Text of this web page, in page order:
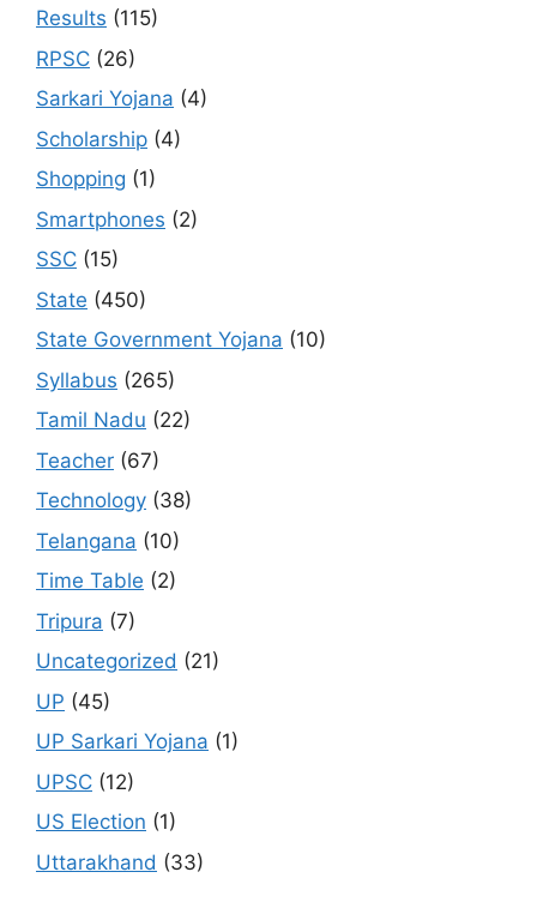
Results (115)
RPSC (26)
Sarkari Yojana (4)
Scholarship (4)
Shopping (1)
Smartphones (2)
SSC (15)
State (450)
State Government Yojana (10)
Syllabus (265)
Tamil Nadu (22)
Teacher (67)
Technology (38)
Telangana (10)
Time Table (2)
Tripura (7)
Uncategorized (21)
UP (45)
UP Sarkari Yojana (1)
UPSC (12)
US Election (1)
Uttarakhand (33)